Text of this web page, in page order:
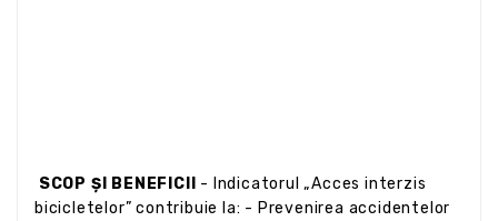
SCOP ȘI BENEFICII
- Indicatorul „Acces interzis
bicicletelor” contribuie la: - Prevenirea accidentelor